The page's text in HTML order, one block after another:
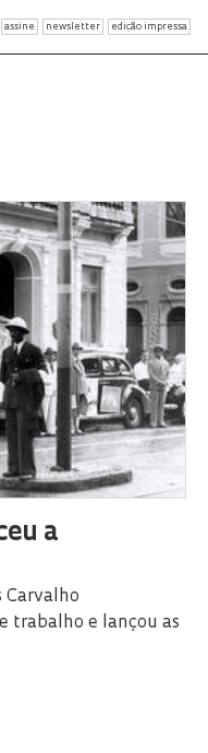
assine newsletter edição impressa
a
Carvalho
trabalho e lançou as